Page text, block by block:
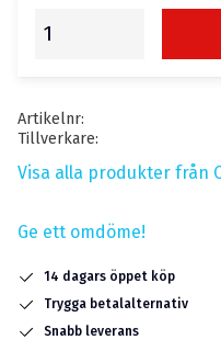
Artikelnr
Tillverkare
Visa alla produkter från
Ge ett omdöme!
14 dagars öppet köp
Trygga betalalternativ
Snabb leverans